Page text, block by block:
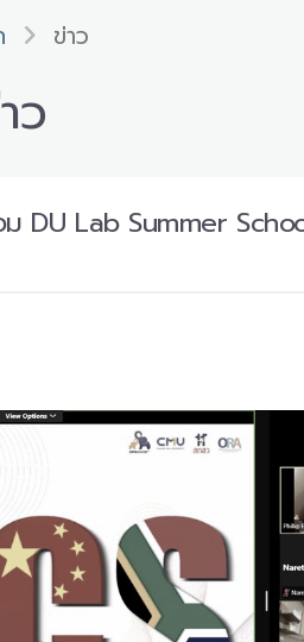
ข่าว
ว
DU Lab Summer